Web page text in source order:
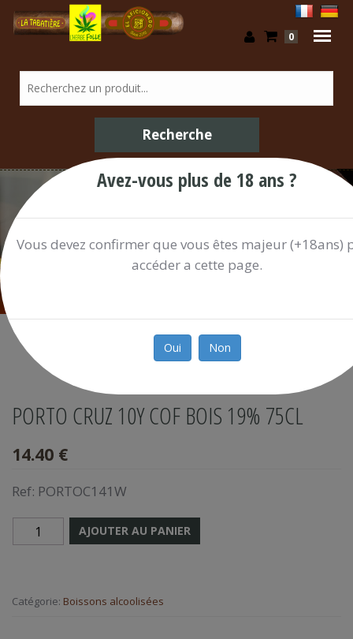
0
Boissons Alcoolisées / Shop
PORTO CRUZ 10Y COF BOIS 19% 75CL
14.40 €
Ref: PORTOC141W
AJOUTER AU PANIER
Catégorie: Boissons alcoolisées
Avez-vous plus de 18 ans ?
Vous devez confirmer que vous êtes majeur (+18ans)
accéder a cette page.
Oui Non